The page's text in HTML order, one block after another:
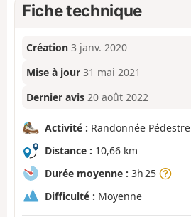
Fiche technique
Création 3 janv. 2020
Mise à jour 31 mai 2021
Dernier avis 20 août 2022
Activité : Randonnée Pédestre
Distance : 10,66 km
Durée moyenne : 3h 25
Difficulté : Moyenne